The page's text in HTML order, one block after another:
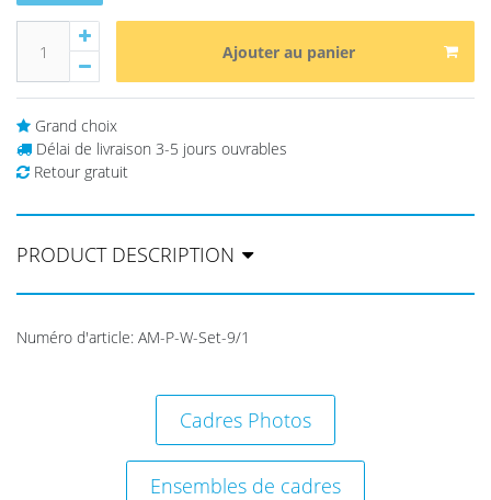
Ajouter au panier
Grand choix
Délai de livraison 3-5 jours ouvrables
Retour gratuit
PRODUCT DESCRIPTION
Numéro d'article: AM-P-W-Set-9/1
Cadres Photos
Ensembles de cadres